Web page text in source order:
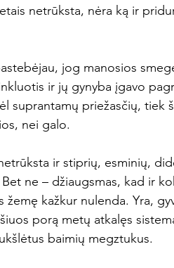
netrūksta, nėra ką ir
jog manosios
ir jų gynyba įgavo
suprantamų priežasčių, tiek
nei galo.
ir stiprių, esminių,
ne – džiaugsmas, kad ir
kažkur nulenda. Yra,
porą metų atkalęs
baimių megztukus.